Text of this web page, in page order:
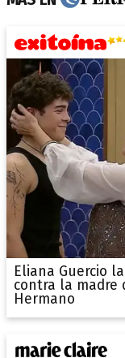
Eliana Guercio
contra la madre
Hermano